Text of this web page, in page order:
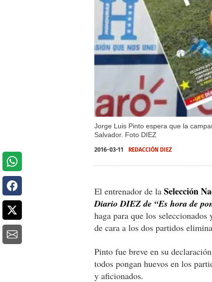
Jorge Luis Pinto espera que la
Salvador. Foto DIEZ
2016-03-11 REDACCIÓN DIEZ
El entrenador de la Selección
Diario DIEZ de “Es hora de
haga para que los
de cara a los dos partidos
Pinto fue breve en su
todos pongan huevos en los
y aficionados.